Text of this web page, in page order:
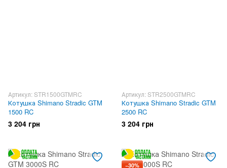
Артикул: STR1500GTMRC
Котушка Shimano Stradic GTM
1500 RC
3 204 грн
Артикул: STR2500GTMRC
Котушка Shimano Stradic GTM
2500 RC
3 204 грн
−30%